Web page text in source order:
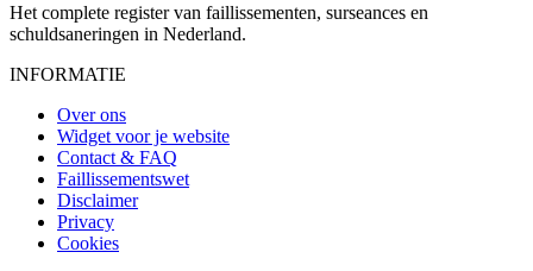
Het complete register van faillissementen, surseances en
schuldsaneringen in Nederland.
INFORMATIE
Over ons
Widget voor je website
Contact & FAQ
Faillissementswet
Disclaimer
Privacy
Cookies